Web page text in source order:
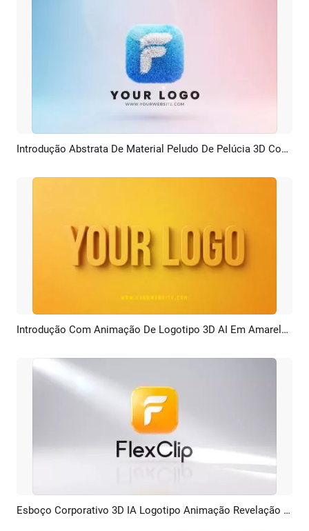
Pré-visualizar Criar IA Introdução Abstrata De Material Peludo De Pelúcia 3D Com IA
Pré-visualizar Criar IA Introdução Com Animação De Logotipo 3D AI Em Amarelo Negrito
Pré-visualizar Criar IA Esboço Corporativo 3D IA Logotipo Animação Revelação Intro